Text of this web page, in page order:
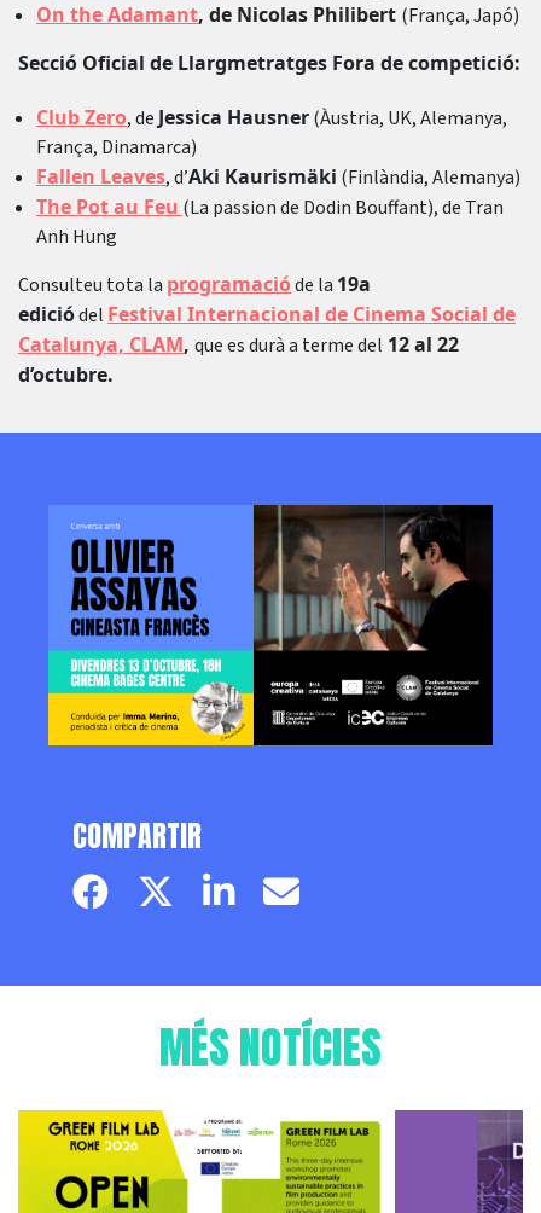
On the Adamant, de Nicolas Philibert (França, Japó)
Secció Oficial de Llargmetratges Fora de competició:
Club Zero, de Jessica Hausner(Àustria, UK, Alemanya,
França, Dinamarca)
Fallen Leaves, d’Aki Kaurismäki (Finlàndia, Alemanya)
The Pot au Feu (La passion de Dodin Bouffant), de Tran
Anh Hung
Consulteu tota la programacióde la 19a
ediciódel Festival Internacional de Cinema Social de
Catalunya, CLAM, que es durà a terme del 12 al 22
d’octubre.
COMPARTIR
Facebook pageTwitter page
LinkedinEmail
MÉS NOTÍCIES